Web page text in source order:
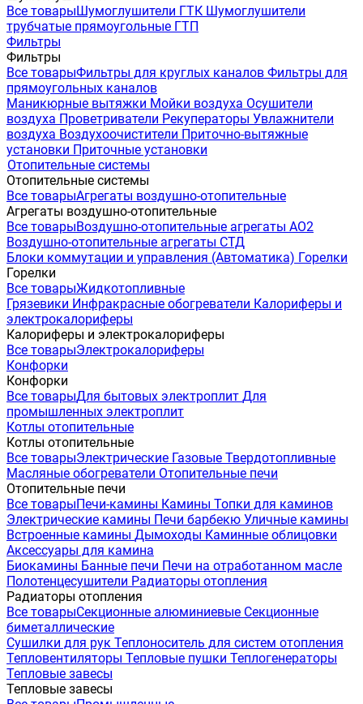
Все товарыШумоглушители ГТК Шумоглушители
трубчатые прямоугольные ГТП
Фильтры
Фильтры
Все товарыФильтры для круглых каналов Фильтры для
прямоугольных каналов
Маникюрные вытяжки Мойки воздуха Осушители
воздуха Проветриватели Рекуператоры Увлажнители
воздуха Воздухоочистители Приточно-вытяжные
установки Приточные установки
Отопительные системы
Отопительные системы
Все товарыАгрегаты воздушно-отопительные
Агрегаты воздушно-отопительные
Все товарыВоздушно-отопительные агрегаты АО2
Воздушно-отопительные агрегаты СТД
Блоки коммутации и управления (Автоматика) Горелки
Горелки
Все товарыЖидкотопливные
Грязевики Инфракрасные обогреватели Калориферы и
электрокалориферы
Калориферы и электрокалориферы
Все товарыЭлектрокалориферы
Конфорки
Конфорки
Все товарыДля бытовых электроплит Для
промышленных электроплит
Котлы отопительные
Котлы отопительные
Все товарыЭлектрические Газовые Твердотопливные
Масляные обогреватели Отопительные печи
Отопительные печи
Все товарыПечи-камины Камины Топки для каминов
Электрические камины Печи барбекю Уличные камины
Встроенные камины Дымоходы Каминные облицовки
Аксессуары для камина
Биокамины Банные печи Печи на отработанном масле
Полотенцесушители Радиаторы отопления
Радиаторы отопления
Все товарыСекционные алюминиевые Секционные
биметаллические
Сушилки для рук Теплоноситель для систем отопления
Тепловентиляторы Тепловые пушки Теплогенераторы
Тепловые завесы
Тепловые завесы